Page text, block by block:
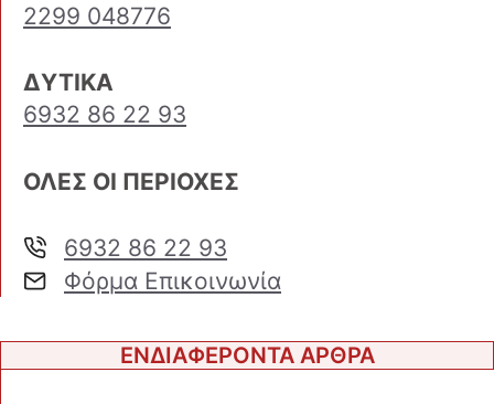
2299 048776
ΔΥΤΙΚΑ
6932 86 22 93
ΟΛΕΣ ΟΙ ΠΕΡΙΟΧΕΣ
6932 86 22 93
Φόρμα Επικοινωνία
ΕΝΔΙΑΦΕΡΟΝΤΑ ΑΡΘΡΑ